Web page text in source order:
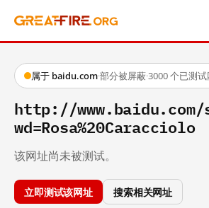
属于 baidu.com·部分被屏蔽·3000 个已测试
http://www.baidu.com/
wd=Rosa%20Caracciolo
该网址尚未被测试。
立即测试该网址 搜索相关网址